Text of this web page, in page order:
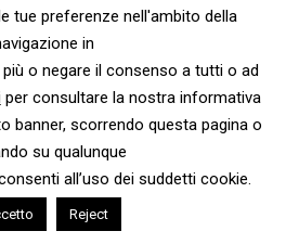
in un libro le storie che altri
scrittore fantasma ho al mio
memoir. Ho pubblicato
con il fucile", "La regola
e basta", "Il mio ultimo anno a
tue preferenze nell'ambito della
in
o negare il consenso a tutti o ad
per consultare la nostra informativa
banner, scorrendo questa pagina o
su qualunque
all’uso dei suddetti cookie.
Reject